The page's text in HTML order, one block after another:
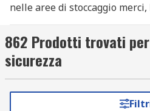
nelle aree di stoccaggio
proteggono persone e
da quelle operative. Su RS
antinfortunistiche fisse e
plastica o polipropilene, con
barriere retrattili a nastro e
862 Prodotti trovati
sicurezza